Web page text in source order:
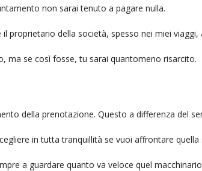
non sarai tenuto a pagare nulla.
proprietario della società, spesso nei miei
ma se così fosse, tu sarai quantomeno risarcito.
della prenotazione. Questo a differenza del
in tutta tranquillità se vuoi affrontare
a guardare quanto va veloce quel